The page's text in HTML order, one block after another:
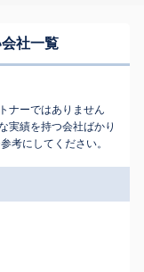
社一覧
ナーではありません
実績を持つ会社ばかり
考にしてください。